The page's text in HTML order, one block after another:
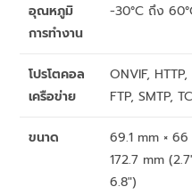
อุณหภูมิ
การทำงาน
-30°C ถึง
โปรโตคอล
เครือข่าย
ONVIF, HTTP,
FTP, SMTP,
ขนาด
69.1 mm × 66
172.7 mm
6.8″)